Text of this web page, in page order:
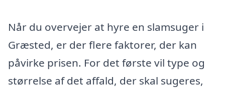
Når du overvejer at hyre en slamsuger i
Græsted, er der flere faktorer, der kan
påvirke prisen. For det første vil type og
størrelse af det affald, der skal sugeres,